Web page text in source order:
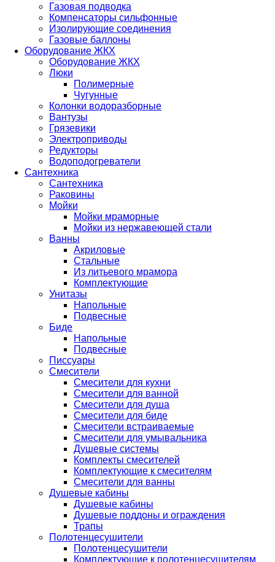
Газовая подводка
Компенсаторы сильфонные
Изолирующие соединения
Газовые баллоны
Оборудование ЖКХ
Оборудование ЖКХ
Люки
Полимерные
Чугунные
Колонки водоразборные
Вантузы
Грязевики
Электроприводы
Редукторы
Водоподогреватели
Сантехника
Сантехника
Раковины
Мойки
Мойки мраморные
Мойки из нержавеющей стали
Ванны
Акриловые
Стальные
Из литьевого мрамора
Комплектующие
Унитазы
Напольные
Подвесные
Биде
Напольные
Подвесные
Писсуары
Смесители
Смесители для кухни
Смесители для ванной
Смесители для душа
Смесители для биде
Смесители встраиваемые
Смесители для умывальника
Душевые системы
Комплекты смесителей
Комплектующие к смесителям
Смесители для ванны
Душевые кабины
Душевые кабины
Душевые поддоны и ограждения
Трапы
Полотенцесушители
Полотенцесушители
Комплектующие к полотенцесушителям